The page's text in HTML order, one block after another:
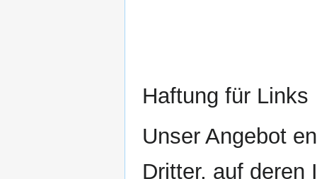
Haftung für Links
Unser Angebot
Dritter, auf deren